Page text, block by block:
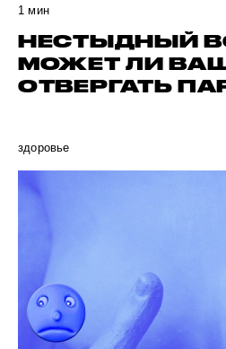
1 мин
НЕСТЫДНЫЙ
МОЖЕТ ЛИ
ОТВЕРГАТЬ
здоровье